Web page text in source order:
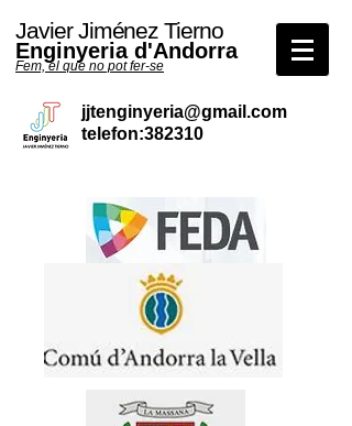
Javier Jiménez Tierno
Enginyeria d'Andorra
Fem, el que no pot fer-se
jjtenginyeria@gmail.com
telefon:382310